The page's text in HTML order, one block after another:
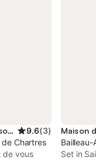
Chambre d’hôte pour 3 personnes 9.6(3)
de Chartres
de vous
Maison
Bailleau-
Set in